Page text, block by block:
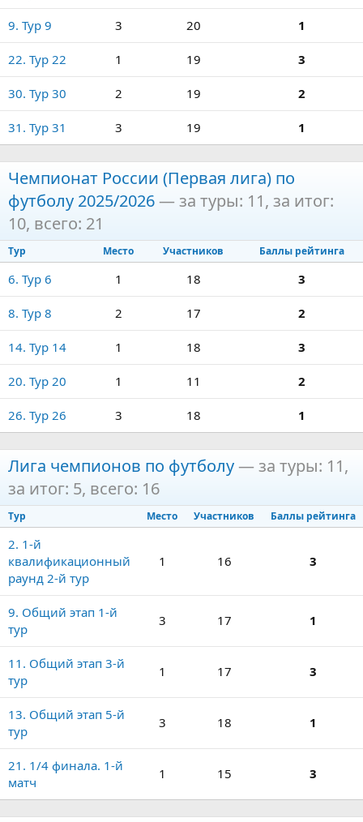
9. Тур 9 3 20 1
22. Тур 22 1 19 3
30. Тур 30 2 19 2
31. Тур 31 3 19 1
Чемпионат России (Первая лига) по
футболу 2025/2026— за туры: 11, за итог:
10, всего: 21
Тур Место Участников Баллы рейтинга
6. Тур 6 1 18 3
8. Тур 8 2 17 2
14. Тур 14 1 18 3
20. Тур 20 1 11 2
26. Тур 26 3 18 1
Лига чемпионов по футболу— за туры: 11,
за итог: 5, всего: 16
Тур Место Участников Баллы рейтинга
2. 1-й
квалификационный
раунд 2-й тур
1 16 3
9. Общий этап 1-й
тур
3 17 1
11. Общий этап 3-й
тур
1 17 3
13. Общий этап 5-й
тур
3 18 1
21. 1/4 финала. 1-й
матч
1 15 3